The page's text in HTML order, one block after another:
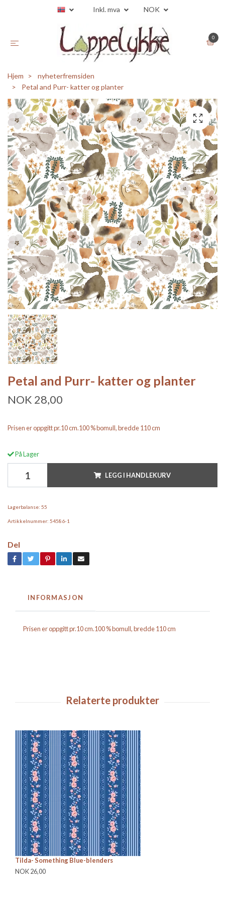
Inkl. mva NOK
0
Hjem
nyheterfremsiden
Petal and Purr- katter og planter
Petal and Purr- katter og planter
NOK 28,00
Prisen er oppgitt pr.10 cm.100 % bomull, bredde 110 cm
På Lager
LEGG I HANDLEKURV
Lagerbalanse: 55
Artikkelnummer: 54586-1
Del
INFORMASJON
Prisen er oppgitt pr.10 cm.100 % bomull, bredde 110 cm
Tilda- Something Blue-blenders
NOK 26,00